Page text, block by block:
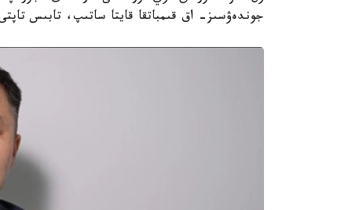
جوندەۋسىز- اق قىمباتقا قايتا ساتىپ، تابىس